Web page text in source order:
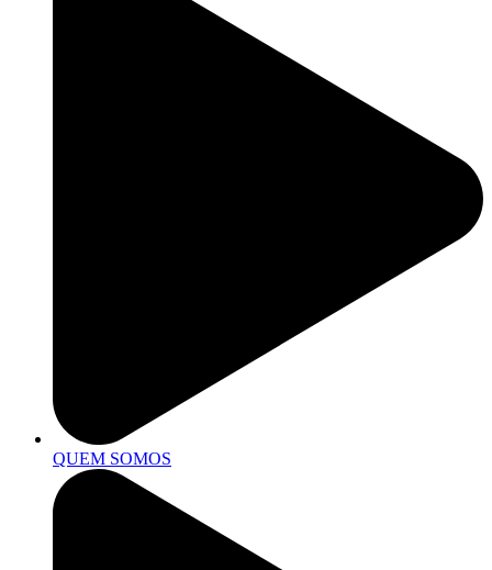
QUEM SOMOS